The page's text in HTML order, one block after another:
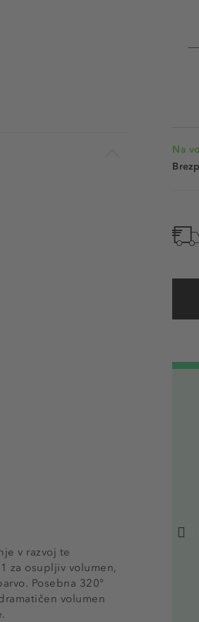
Na
v razvoj te
za osupljiv volumen,
Posebna 320°
volumen